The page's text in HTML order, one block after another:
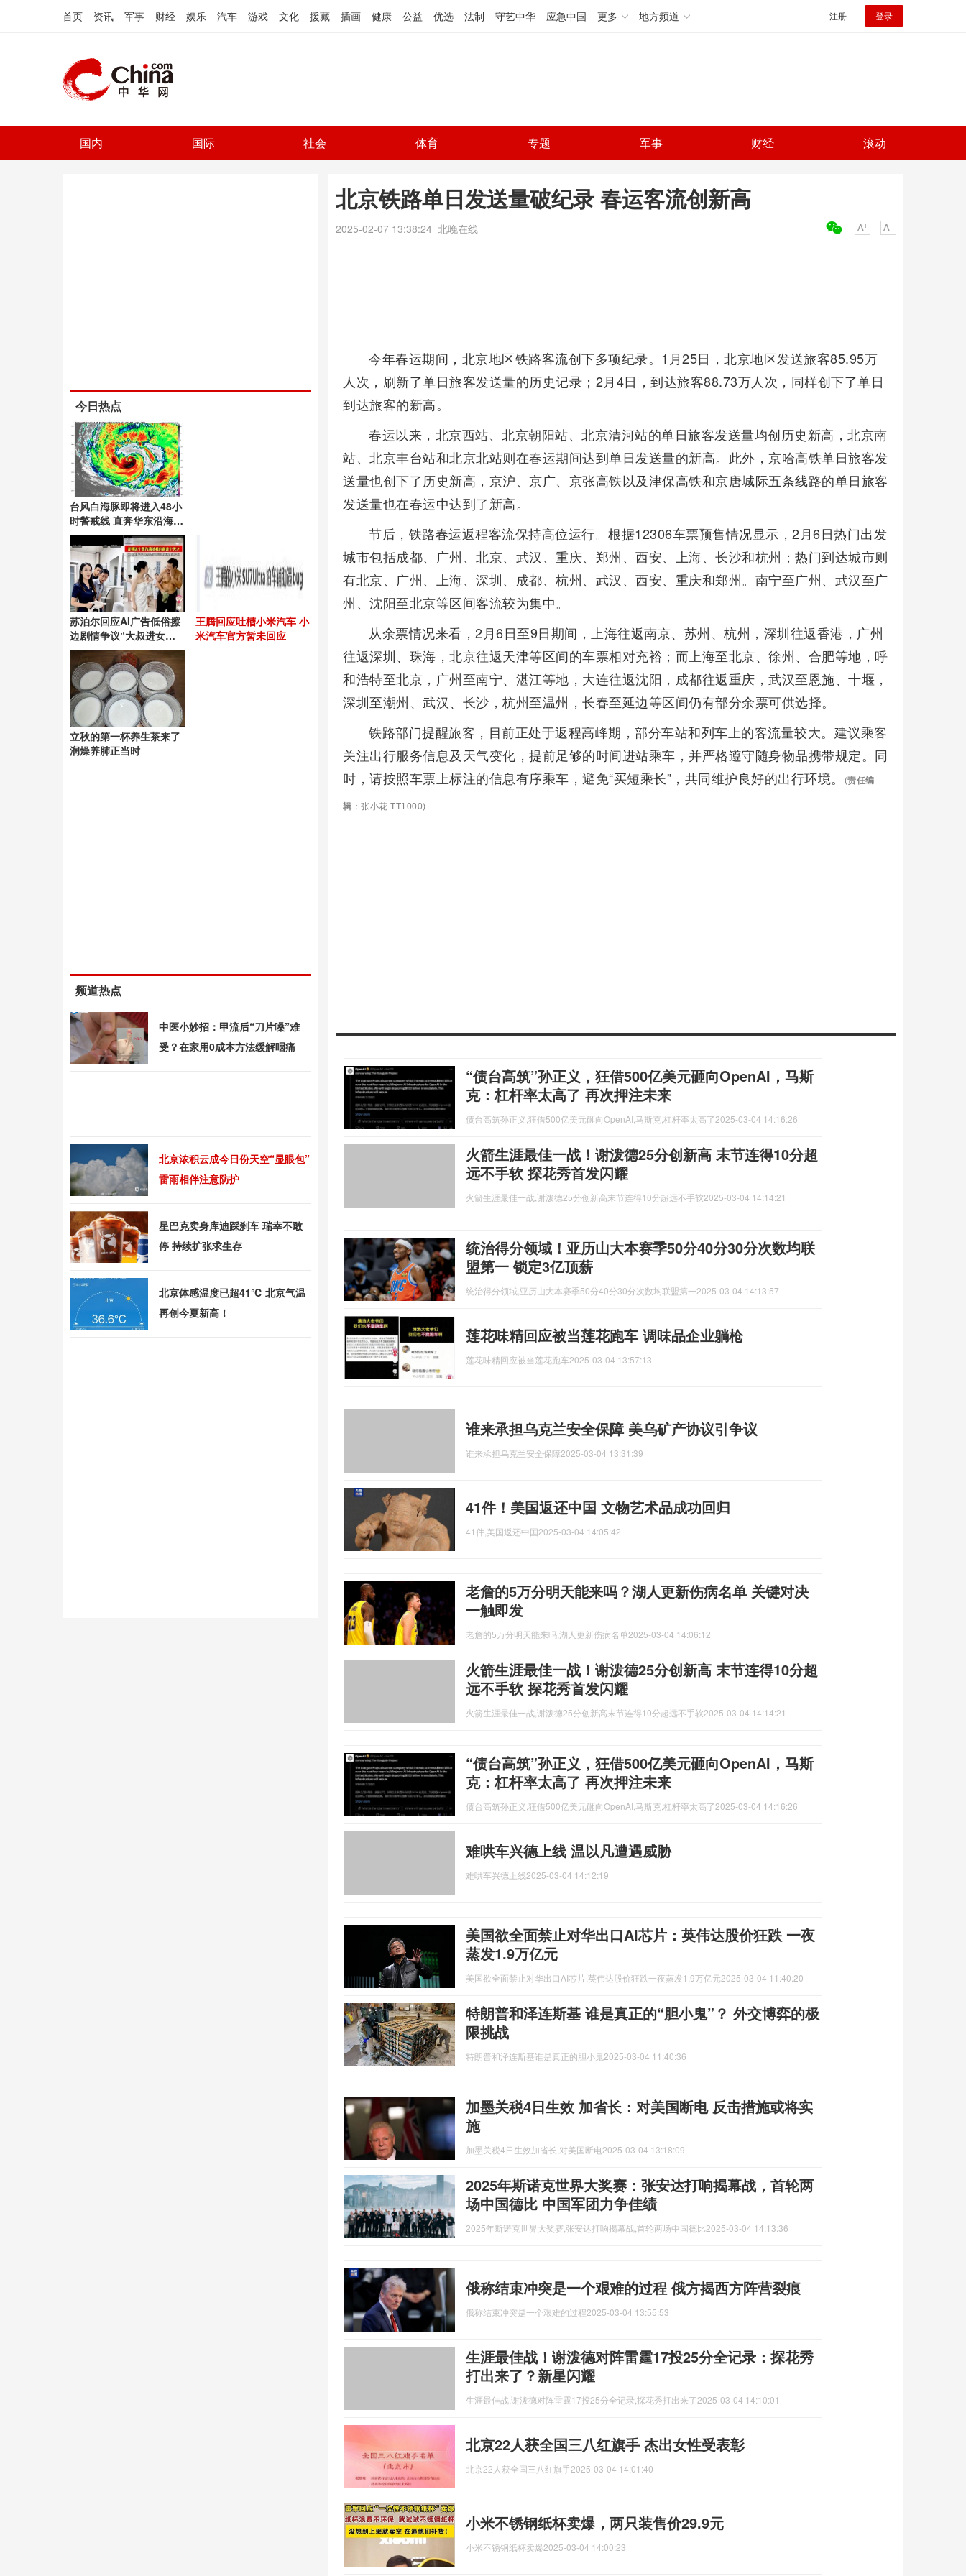
首页 资讯 军事 财经 娱乐 汽车 游戏 文化 援藏 插画 健康 公益 优选 法制 守艺中华 应急中国 更多 地方频道 注册 登录
国内 国际 社会 体育 专题 军事 财经 滚动
北京铁路单日发送量破纪录 春运客流创新高
2025-02-07 13:38:24 北晚在线
今年春运期间，北京地区铁路客流创下多项纪录。1月25日，北京地区发送旅客85.95万
人次，刷新了单日旅客发送量的历史记录；2月4日，到达旅客88.73万人次，同样创下了单日
到达旅客的新高。
春运以来，北京西站、北京朝阳站、北京清河站的单日旅客发送量均创历史新高，北京南
站、北京丰台站和北京北站则在春运期间达到单日发送量的新高。此外，京哈高铁单日旅客发
送量也创下了历史新高，京沪、京广、京张高铁以及津保高铁和京唐城际五条线路的单日旅客
发送量也在春运中达到了新高。
节后，铁路春运返程客流保持高位运行。根据12306车票预售情况显示，2月6日热门出发
城市包括成都、广州、北京、武汉、重庆、郑州、西安、上海、长沙和杭州；热门到达城市则
有北京、广州、上海、深圳、成都、杭州、武汉、西安、重庆和郑州。南宁至广州、武汉至广
州、沈阳至北京等区间客流较为集中。
从余票情况来看，2月6日至9日期间，上海往返南京、苏州、杭州，深圳往返香港，广州
往返深圳、珠海，北京往返天津等区间的车票相对充裕；而上海至北京、徐州、合肥等地，呼
和浩特至北京，广州至南宁、湛江等地，大连往返沈阳，成都往返重庆，武汉至恩施、十堰，
深圳至潮州、武汉、长沙，杭州至温州，长春至延边等区间仍有部分余票可供选择。
铁路部门提醒旅客，目前正处于返程高峰期，部分车站和列车上的客流量较大。建议乘客
关注出行服务信息及天气变化，提前足够的时间进站乘车，并严格遵守随身物品携带规定。同
时，请按照车票上标注的信息有序乘车，避免“买短乘长”，共同维护良好的出行环境。
(责任编
辑 ：张小花 TT1000)
“债台高筑”孙正义，狂借500亿美元砸向OpenAI，马斯
克：杠杆率太高了 再次押注未来
债台高筑孙正义,狂借500亿美元砸向OpenAI,马斯克,杠杆率太高了2025-03-04 14:16:26
火箭生涯最佳一战！谢泼德25分创新高 末节连得10分超
远不手软 探花秀首发闪耀
火箭生涯最佳一战,谢泼德25分创新高末节连得10分超远不手软2025-03-04 14:14:21
统治得分领域！亚历山大本赛季50分40分30分次数均联
盟第一 锁定3亿顶薪
统治得分领域,亚历山大本赛季50分40分30分次数均联盟第一2025-03-04 14:13:57
莲花味精回应被当莲花跑车 调味品企业躺枪
莲花味精回应被当莲花跑车2025-03-04 13:57:13
谁来承担乌克兰安全保障 美乌矿产协议引争议
谁来承担乌克兰安全保障2025-03-04 13:31:39
41件！美国返还中国 文物艺术品成功回归
41件,美国返还中国2025-03-04 14:05:42
老詹的5万分明天能来吗？湖人更新伤病名单 关键对决
一触即发
老詹的5万分明天能来吗,湖人更新伤病名单2025-03-04 14:06:12
火箭生涯最佳一战！谢泼德25分创新高 末节连得10分超
远不手软 探花秀首发闪耀
火箭生涯最佳一战,谢泼德25分创新高末节连得10分超远不手软2025-03-04 14:14:21
“债台高筑”孙正义，狂借500亿美元砸向OpenAI，马斯
克：杠杆率太高了 再次押注未来
债台高筑孙正义,狂借500亿美元砸向OpenAI,马斯克,杠杆率太高了2025-03-04 14:16:26
难哄车兴德上线 温以凡遭遇威胁
难哄车兴德上线2025-03-04 14:12:19
美国欲全面禁止对华出口AI芯片：英伟达股价狂跌 一夜
蒸发1.9万亿元
美国欲全面禁止对华出口AI芯片,英伟达股价狂跌一夜蒸发1,9万亿元2025-03-04 11:40:20
特朗普和泽连斯基 谁是真正的“胆小鬼”？ 外交博弈的极
限挑战
特朗普和泽连斯基谁是真正的胆小鬼2025-03-04 11:40:36
加墨关税4日生效 加省长：对美国断电 反击措施或将实
施
加墨关税4日生效加省长,对美国断电2025-03-04 13:18:09
2025年斯诺克世界大奖赛：张安达打响揭幕战，首轮两
场中国德比 中国军团力争佳绩
2025年斯诺克世界大奖赛,张安达打响揭幕战,首轮两场中国德比2025-03-04 14:13:36
俄称结束冲突是一个艰难的过程 俄方揭西方阵营裂痕
俄称结束冲突是一个艰难的过程2025-03-04 13:55:53
生涯最佳战！谢泼德对阵雷霆17投25分全记录：探花秀
打出来了？新星闪耀
生涯最佳战,谢泼德对阵雷霆17投25分全记录,探花秀打出来了2025-03-04 14:10:01
北京22人获全国三八红旗手 杰出女性受表彰
北京22人获全国三八红旗手2025-03-04 14:01:40
小米不锈钢纸杯卖爆，两只装售价29.9元
小米不锈钢纸杯卖爆2025-03-04 14:00:23
今日热点
台风白海豚即将进入48小
时警戒线 直奔华东沿海创
纪录
苏泊尔回应AI广告低俗擦
边剧情争议“大叔进女澡
堂要帮忙搓澡
王腾回应吐槽小米汽车 小
米汽车官方暂未回应
立秋的第一杯养生茶来了
润燥养肺正当时
频道热点
中医小妙招：甲流后“刀片嗓”难
受？在家用0成本方法缓解咽痛
北京浓积云成今日份天空“显眼包”
雷雨相伴注意防护
星巴克卖身库迪踩刹车 瑞幸不敢
停 持续扩张求生存
北京体感温度已超41℃ 北京气温
再创今夏新高！